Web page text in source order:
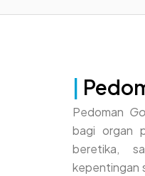
Pedoman
bagi organ
beretika,
kepentingan